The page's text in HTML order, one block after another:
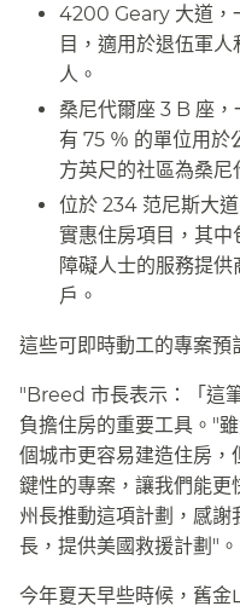
4200 Geary 大道，
目，適用於退伍軍
人。​​
桑尼代爾座 3 B 座
有 75 ％ 的單位用
方英尺的社區為桑尼
位於 234 范尼斯大
實惠住房項目，其中
障礙人士的服務提
戶。​​
這些可即時動工的專案
"Breed 市長表示：「這
負擔住房的重要工具。"
個城市更容易建造住房，
鍵性的專案，讓我們能
州長推動這項計劃，感
長，提供美國救援計劃"。​​
今年夏天早些時候，舊